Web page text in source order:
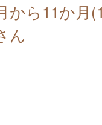
から11か月
ん